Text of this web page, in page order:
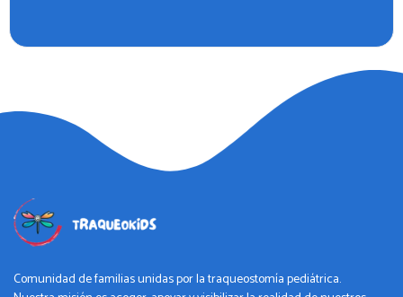
Comunidad de familias unidas por la traqueostomía pediátrica.